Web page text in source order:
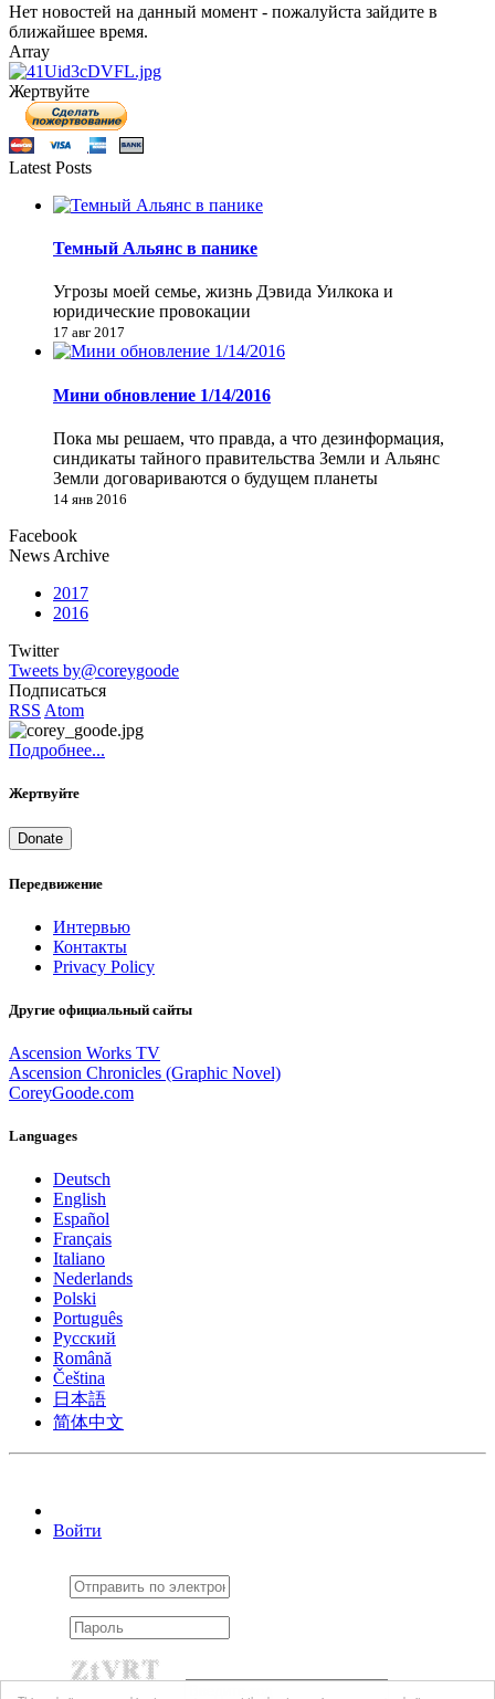
Нет новостей на данный момент - пожалуйста зайдите в
ближайшее время.
Array
Жертвуйте
Latest Posts
Темный Альянс в панике
Угрозы моей семье, жизнь Дэвида Уилкока и
юридические провокации
17 авг 2017
Мини обновление 1/14/2016
Пока мы решаем, что правда, а что дезинформация,
синдикаты тайного правительства Земли и Альянс
Земли договариваются о будущем планеты
14 янв 2016
Facebook
News Archive
2017
2016
Twitter
Tweets by@coreygoode
Подписаться
RSS Atom
Подробнее...
Жертвуйте
Donate
Передвижение
Интервью
Контакты
Privacy Policy
Другие официальный сайты
Ascension Works TV
Ascension Chronicles (Graphic Novel)
CoreyGoode.com
Languages
Deutsch
English
Español
Français
Italiano
Nederlands
Polski
Português
Pусский
Română
Čeština
日本語
简体中文
Войти